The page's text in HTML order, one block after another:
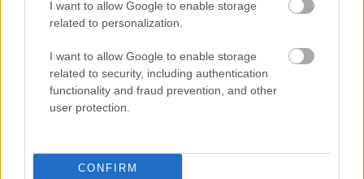
I want to allow Google to enable storage
related to personalization.
I want to allow Google to enable storage
related to security, including authentication
functionality and fraud prevention, and other
user protection.
CONFIRM
Címkék:klímaváltozás háttéranyag ismertterjesztő
kiadványajánló